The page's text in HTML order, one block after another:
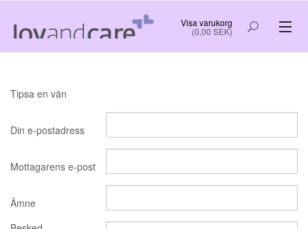
Visa varukorg
(0,00 SEK)
PYSSEL OCH LEK
RO OCH SOV GOTT
NYTTIG INFORMATION OCH TIPS
NYHETER
Tipsa en vän
Din e-postadress
Mottagarens e-post
Ämne